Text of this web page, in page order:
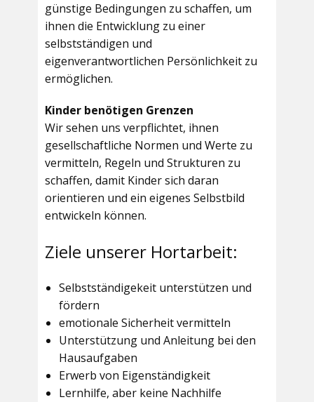
günstige Bedingungen zu schaffen, um
ihnen die Entwicklung zu einer
selbstständigen und
eigenverantwortlichen Persönlichkeit zu
ermöglichen.
Kinder benötigen Grenzen
Wir sehen uns verpflichtet, ihnen
gesellschaftliche Normen und Werte zu
vermitteln, Regeln und Strukturen zu
schaffen, damit Kinder sich daran
orientieren und ein eigenes Selbstbild
entwickeln können.
Ziele unserer Hortarbeit:
Selbstständigekeit unterstützen und
fördern
emotionale Sicherheit vermitteln
Unterstützung und Anleitung bei den
Hausaufgaben
Erwerb von Eigenständigkeit
Lernhilfe, aber keine Nachhilfe